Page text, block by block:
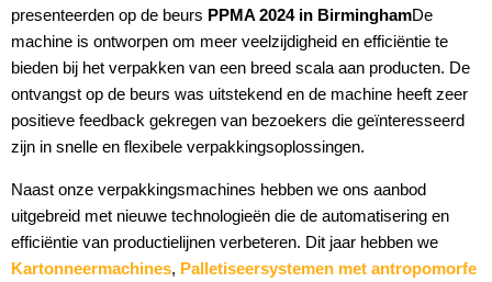
presenteerden op de beurs PPMA 2024 in BirminghamDe
machine is ontworpen om meer veelzijdigheid en efficiëntie te
bieden bij het verpakken van een breed scala aan producten. De
ontvangst op de beurs was uitstekend en de machine heeft zeer
positieve feedback gekregen van bezoekers die geïnteresseerd
zijn in snelle en flexibele verpakkingsoplossingen.
Naast onze verpakkingsmachines hebben we ons aanbod
uitgebreid met nieuwe technologieën die de automatisering en
efficiëntie van productielijnen verbeteren. Dit jaar hebben we
Kartonneermachines, Palletiseersystemen met antropomorfe